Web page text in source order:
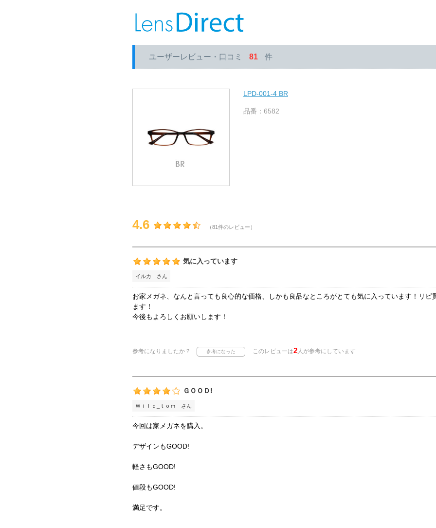
ユーザーレビュー・口コミ 81 件
LPD-001-4 BR
品番：6582
4.6 （81件のレビュー）
気に入っています
イルカ さん
お家メガネ、なんと言っても良心的な価格、しかも良品なところがとても気に入っています！リピ
ます！
今後もよろしくお願いします！
参考になりましたか？ このレビューは2人が参考にしています
ＧＯＯＤ!
Ｗｉｌｄ_ｔｏｍ さん
今回は家メガネを購入。
デザインもGOOD!
軽さもGOOD!
値段もGOOD!
満足です。